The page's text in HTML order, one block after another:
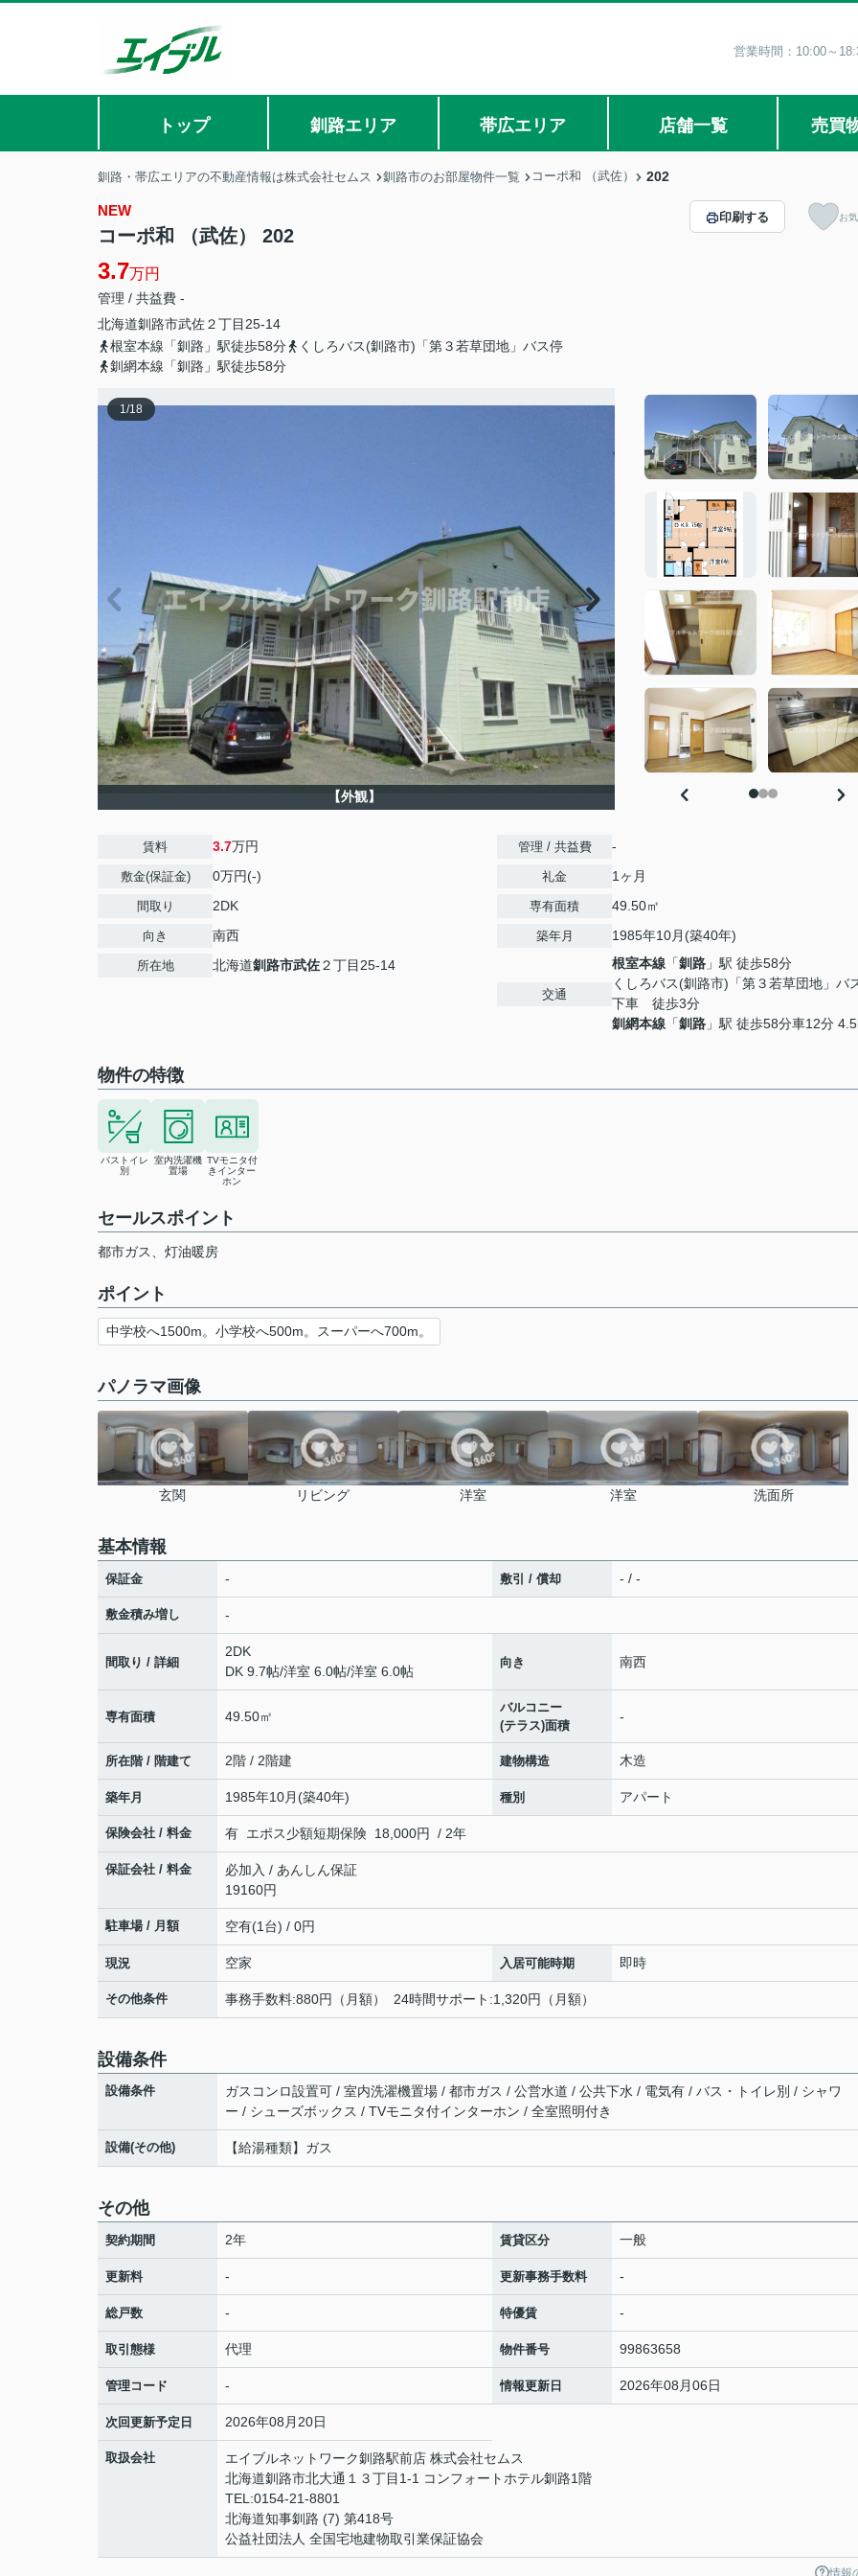
営業時間：10:00～
トップ 釧路エリア 帯広エリア 店舗一覧 売買
釧路・帯広エリアの不動産情報は株式会社セムス 釧路市のお部屋物件一覧 コーポ和 （武佐） 202
NEW
コーポ和 （武佐） 202
3.7万円
管理 / 共益費 -
北海道釧路市武佐２丁目25-14
根室本線「釧路」駅徒歩58分
くしろバス(釧路市)「第３若草団地」バス停
釧網本線「釧路」駅徒歩58分
印刷する お
1/18
【外観】
賃料 3.7万円
敷金(保証金) 0万円(-)
間取り 2DK
向き 南西
所在地 北海道釧路市武佐２丁目25-14
管理 / 共益費 -
礼金 1ヶ月
専有面積 49.50㎡
築年月 1985年10月(築40年)
交通
根室本線 「釧路 」駅 徒歩58分
くしろバス(釧路市)「第３若草団地」バ
下車 徒歩3分
釧網本線 「釧路 」駅 徒歩58分車12分
物件の特徴
バストイレ
別
室内洗濯機
置場
TVモニタ付
きインター
ホン
セールスポイント
都市ガス、灯油暖房
ポイント
中学校へ1500m。小学校へ500m。スーパーへ700m。
パノラマ画像
玄関 リビング 洋室 洋室 洗面所
基本情報
保証金 - 敷引 / 償却 - / -
敷金積み増し -
間取り / 詳細
2DK
DK 9.7帖/洋室 6.0帖/洋室 6.0帖
向き 南西
専有面積 49.50㎡
バルコニー
(テラス)面積
-
所在階 / 階建て 2階 / 2階建 建物構造 木造
築年月 1985年10月(築40年) 種別 アパート
保険会社 / 料金 有 エポス少額短期保険 18,000円 / 2年
保証会社 / 料金
必加入 / あんしん保証
19160円
駐車場 / 月額 空有(1台) / 0円
現況 空家 入居可能時期 即時
その他条件 事務手数料:880円（月額） 24時間サポート:1,320円（月額）
設備条件
設備条件
ガスコンロ設置可 / 室内洗濯機置場 / 都市ガス / 公営水道 / 公共下水 / 電気有 / バス・トイレ別 / シャワ
ー / シューズボックス / TVモニタ付インターホン / 全室照明付き
設備(その他) 【給湯種類】ガス
その他
契約期間 2年 賃貸区分 一般
更新料 - 更新事務手数料 -
総戸数 - 特優賃 -
取引態様 代理 物件番号 99863658
管理コード - 情報更新日 2026年08月06日
次回更新予定日 2026年08月20日
取扱会社
エイブルネットワーク釧路駅前店 株式会社セムス
北海道釧路市北大通１３丁目1-1 コンフォートホテル釧路1階
TEL:0154-21-8801
北海道知事釧路 (7) 第418号
公益社団法人 全国宅地建物取引業保証協会
情報